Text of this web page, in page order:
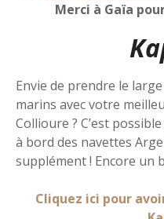
Merci à Gaïa
Envie de prendre le
marins avec votre
Collioure ? C’est
à bord des navettes
supplément ! Encore un
Cliquez ici pour